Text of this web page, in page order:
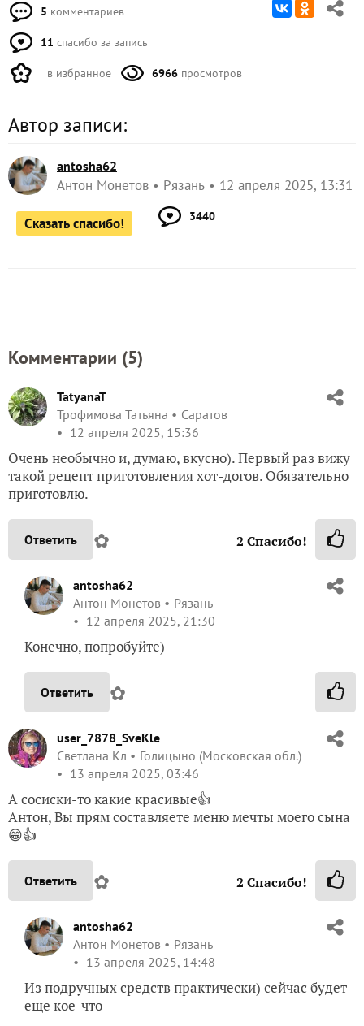
5 комментариев
11 спасибо за запись
в избранное 6966 просмотров
Автор записи:
antosha62
Антон Монетов Рязань 12 апреля 2025, 13:31
Сказать спасибо! 3440
Комментарии (5)
TatyanaT
Трофимова Татьяна
Саратов
12 апреля 2025, 15:36
Очень необычно и, думаю, вкусно). Первый раз вижу
такой рецепт приготовления хот-догов. Обязательно
приготовлю.
Ответить ✿ 2 Спасибо!
antosha62
Антон Монетов
Рязань
12 апреля 2025, 21:30
Конечно, попробуйте)
Ответить ✿
user_7878_SveKle
Светлана Кл
Голицыно (Московская обл.)
13 апреля 2025, 03:46
А сосиски-то какие красивые👍
Антон, Вы прям составляете меню мечты моего сына
😁👍
Ответить ✿ 2 Спасибо!
antosha62
Антон Монетов
Рязань
13 апреля 2025, 14:48
Из подручных средств практически) сейчас будет
еще кое-что